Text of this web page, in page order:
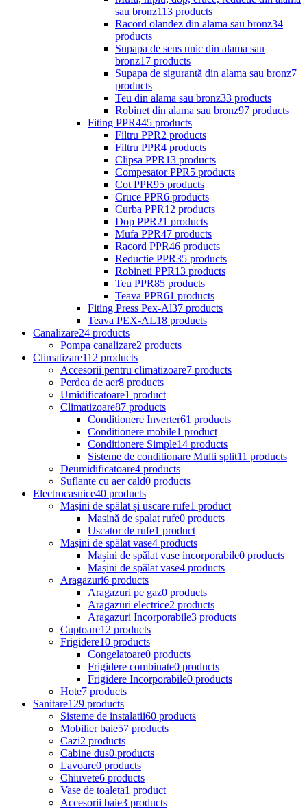
sau bronz113 products
Racord olandez din alama sau bronz34
products
Supapa de sens unic din alama sau
bronz17 products
Supapa de sigurantă din alama sau bronz7
products
Teu din alama sau bronz33 products
Robinet din alama sau bronz97 products
Fiting PPR445 products
Filtru PPR2 products
Filtru PPR4 products
Clipsa PPR13 products
Compesator PPR5 products
Cot PPR95 products
Cruce PPR6 products
Curba PPR12 products
Dop PPR21 products
Mufa PPR47 products
Racord PPR46 products
Reductie PPR35 products
Robineti PPR13 products
Teu PPR85 products
Teava PPR61 products
Fiting Press Pex-Al37 products
Teava PEX-AL18 products
Canalizare24 products
Pompa canalizare2 products
Climatizare112 products
Accesorii pentru climatizoare7 products
Perdea de aer8 products
Umidificatoare1 product
Climatizoare87 products
Conditionere Inverter61 products
Conditionere mobile1 product
Conditionere Simple14 products
Sisteme de conditionare Multi split11 products
Deumidificatoare4 products
Suflante cu aer cald0 products
Electrocasnice40 products
Mașini de spălat și uscare rufe1 product
Masină de spalat rufe0 products
Uscator de rufe1 product
Mașini de spălat vase4 products
Mașini de spălat vase incorporabile0 products
Mașini de spălat vase4 products
Aragazuri6 products
Aragazuri pe gaz0 products
Aragazuri electrice2 products
Aragazuri Incorporabile3 products
Cuptoare12 products
Frigidere10 products
Congelatoare0 products
Frigidere combinate0 products
Frigidere Incorporabile0 products
Hote7 products
Sanitare129 products
Sisteme de instalatii60 products
Mobilier baie57 products
Cazi2 products
Cabine dus0 products
Lavoare0 products
Chiuvete6 products
Vase de toaleta1 product
Accesorii baie3 products